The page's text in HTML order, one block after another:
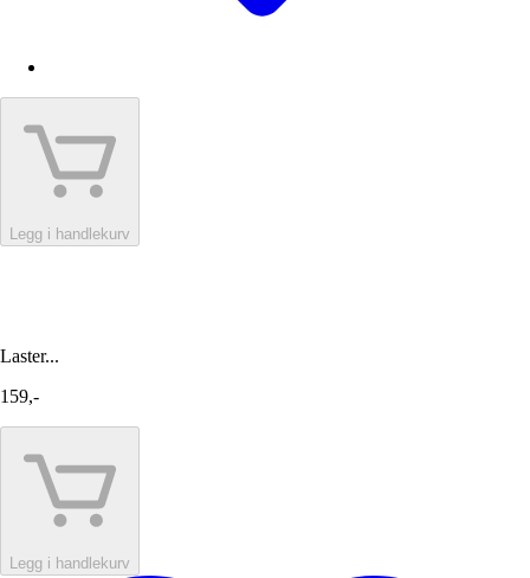
Legg i handlekurv
Laster...
159,-
Legg i handlekurv